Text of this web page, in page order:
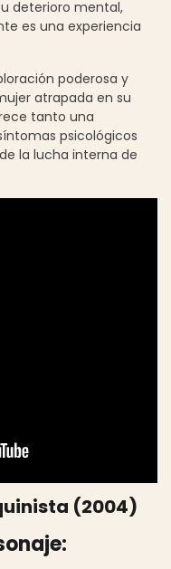
deterioro mental,
es una experiencia
poderosa y
atrapada en su
tanto una
psicológicos
la lucha interna de
(2004)